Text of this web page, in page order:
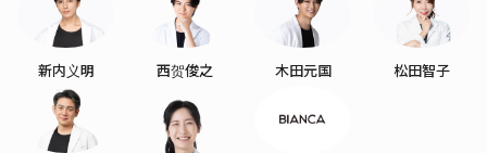
新内义明 西贺俊之 木田元国 松田智子